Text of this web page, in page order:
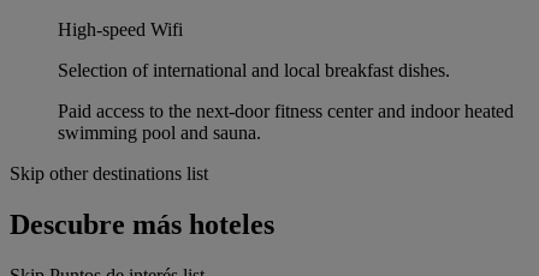
High-speed Wifi
Selection of international and local breakfast dishes.
Paid access to the next-door fitness center and indoor heated
swimming pool and sauna.
Skip other destinations list
Descubre más hoteles